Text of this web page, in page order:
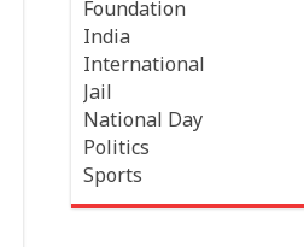
Foundation
India
International
Jail
National Day
Politics
Sports